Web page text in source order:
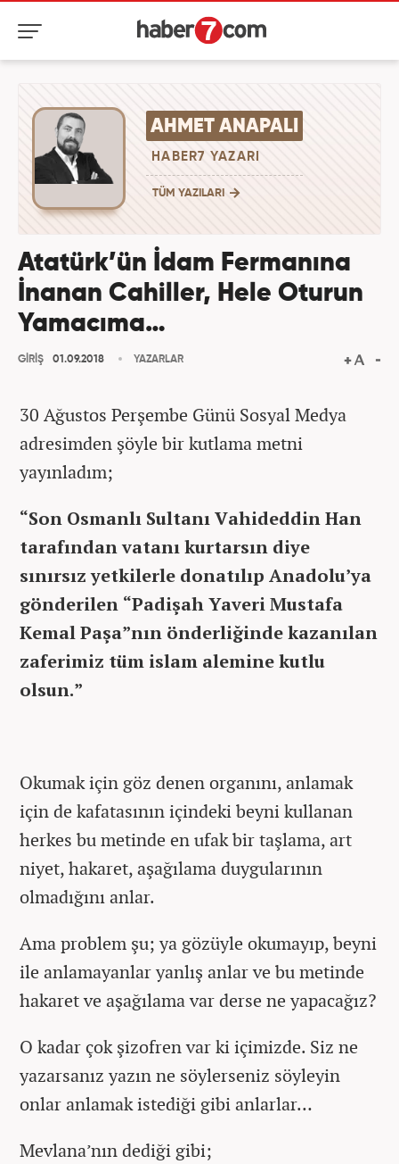
AHMET ANAPALI
HABER7 YAZARI
TÜM YAZILARI
Atatürk’ün İdam Fermanına
İnanan Cahiller, Hele Oturun
Yamacıma…
GİRİŞ 01.09.2018 YAZARLAR
30 Ağustos Perşembe Günü Sosyal Medya
adresimden şöyle bir kutlama metni
yayınladım;
“Son Osmanlı Sultanı Vahideddin Han
tarafından vatanı kurtarsın diye
sınırsız yetkilerle donatılıp Anadolu’ya
gönderilen “Padişah Yaveri Mustafa
Kemal Paşa”nın önderliğinde kazanılan
zaferimiz tüm islam alemine kutlu
olsun.”
Okumak için göz denen organını, anlamak
için de kafatasının içindeki beyni kullanan
herkes bu metinde en ufak bir taşlama, art
niyet, hakaret, aşağılama duygularının
olmadığını anlar.
Ama problem şu; ya gözüyle okumayıp, beyni
ile anlamayanlar yanlış anlar ve bu metinde
hakaret ve aşağılama var derse ne yapacağız?
O kadar çok şizofren var ki içimizde. Siz ne
yazarsanız yazın ne söylerseniz söyleyin
onlar anlamak istediği gibi anlarlar…
Mevlana’nın dediği gibi;